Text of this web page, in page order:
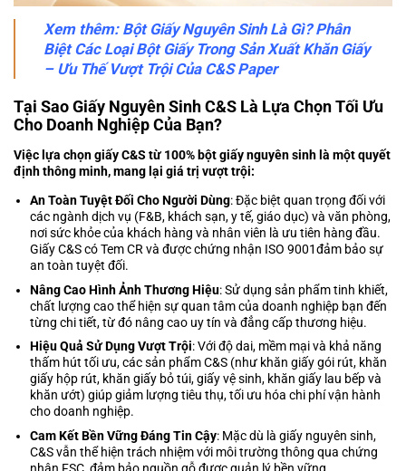
Xem thêm: Bột Giấy Nguyên Sinh Là Gì? Phân
Biệt Các Loại Bột Giấy Trong Sản Xuất Khăn Giấy
– Ưu Thế Vượt Trội Của C&S Paper
Tại Sao Giấy Nguyên Sinh C&S Là Lựa Chọn Tối Ưu
Cho Doanh Nghiệp Của Bạn?
Việc lựa chọn giấy C&S từ 100% bột giấy nguyên sinh là một quyết
định thông minh, mang lại giá trị vượt trội:
An Toàn Tuyệt Đối Cho Người Dùng: Đặc biệt quan trọng đối với
các ngành dịch vụ (F&B, khách sạn, y tế, giáo dục) và văn phòng,
nơi sức khỏe của khách hàng và nhân viên là ưu tiên hàng đầu.
Giấy C&S có Tem CR và được chứng nhận ISO 9001đảm bảo sự
an toàn tuyệt đối.
Nâng Cao Hình Ảnh Thương Hiệu: Sử dụng sản phẩm tinh khiết,
chất lượng cao thể hiện sự quan tâm của doanh nghiệp bạn đến
từng chi tiết, từ đó nâng cao uy tín và đẳng cấp thương hiệu.
Hiệu Quả Sử Dụng Vượt Trội: Với độ dai, mềm mại và khả năng
thấm hút tối ưu, các sản phẩm C&S (như khăn giấy gói rút, khăn
giấy hộp rút, khăn giấy bỏ túi,giấy vệ sinh, khăn giấy lau bếpvà
khăn ướt) giúp giảm lượng tiêu thụ, tối ưu hóa chi phí vận hành
cho doanh nghiệp.
Cam Kết Bền Vững Đáng Tin Cậy: Mặc dù là giấy nguyên sinh,
C&S vẫn thể hiện trách nhiệm với môi trường thông qua chứng
nhận FSC, đảm bảo nguồn gỗ được quản lý bền vững.